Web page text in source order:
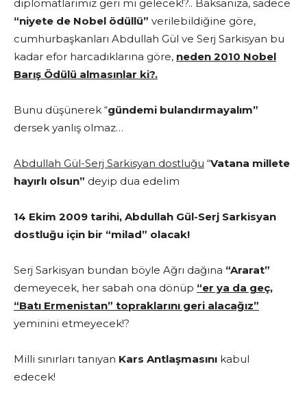
diplomatlarımız geri mi gelecek!?.. Baksanıza, sadece
“niyete de Nobel ödüllü” verilebildiğine göre,
cumhurbaşkanları Abdullah Gül ve Serj Sarkisyan bu
kadar efor harcadıklarına göre, neden 2010 Nobel
Barış Ödülü almasınlar ki?.
Bunu düşünerek “gündemi bulandırmayalım”
dersek yanlış olmaz…
Abdullah Gül-Serj Sarkisyan dostluğu “Vatana millete
hayırlı olsun” deyip dua edelim
14 Ekim 2009 tarihi, Abdullah Gül-Serj Sarkisyan
dostluğu için bir “milad” olacak!
Serj Sarkisyan bundan böyle Ağrı dağına “Ararat”
demeyecek, her sabah ona dönüp “er ya da geç,
“Batı Ermenistan” topraklarını geri alacağız”
yeminini etmeyecek!?
Milli sınırları tanıyan Kars Antlaşmasını kabul
edecek!